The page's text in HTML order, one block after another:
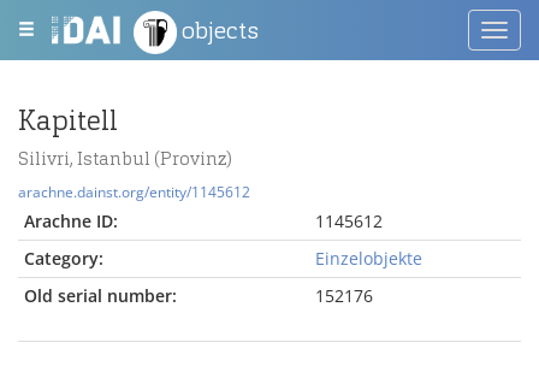
objects
Kapitell
Silivri, Istanbul (Provinz)
arachne.dainst.org/entity/1145612
Arachne ID:
1145612
Category:
Einzelobjekte
Old serial number:
152176